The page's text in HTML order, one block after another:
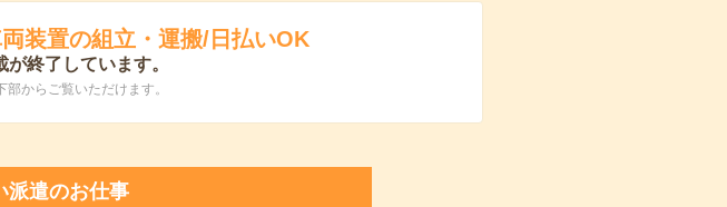
装置の組立・運搬/日払いOK
終了しています。
からご覧いただけます。
派遣のお仕事